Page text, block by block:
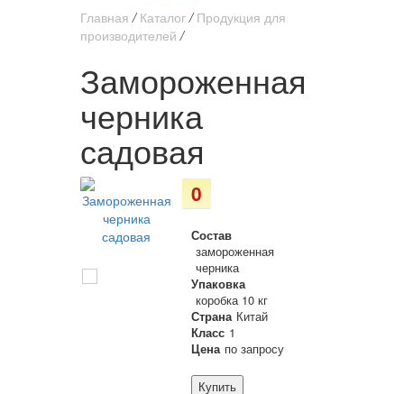
Главная / Каталог / Продукция для
производителей /
Замороженная
черника
садовая
0
Состав
замороженная
черника
Упаковка
коробка 10 кг
Страна Китай
Класс 1
Цена по запросу
Купить